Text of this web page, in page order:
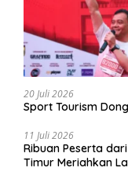
20 Juli 2026
Sport Tourism
11 Juli 2026
Ribuan Peserta
Timur Meriahkan